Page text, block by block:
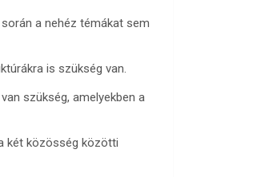
a nehéz témákat sem
is szükség van.
szükség, amelyekben a
két közösség közötti